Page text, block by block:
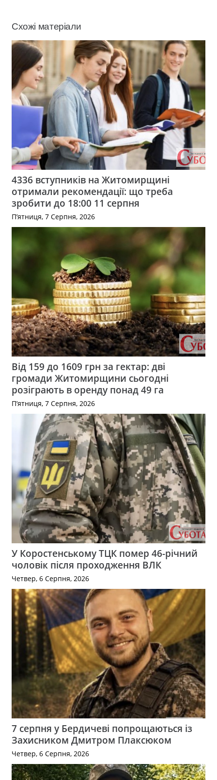
Схожі матеріали
4336 вступників на Житомирщині
отримали рекомендації: що треба
зробити до 18:00 11 серпня
П’ятниця, 7 Серпня, 2026
Від 159 до 1609 грн за гектар: дві
громади Житомирщини сьогодні
розіграють в оренду понад 49 га
П’ятниця, 7 Серпня, 2026
У Коростенському ТЦК помер 46-річний
чоловік після проходження ВЛК
Четвер, 6 Серпня, 2026
7 серпня у Бердичеві попрощаються із
Захисником Дмитром Плаксюком
Четвер, 6 Серпня, 2026